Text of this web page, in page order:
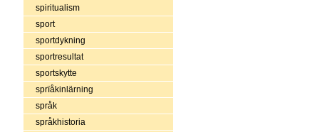
spiritualism
sport
sportdykning
sportresultat
sportskytte
sprïåkinlärning
språk
språkhistoria